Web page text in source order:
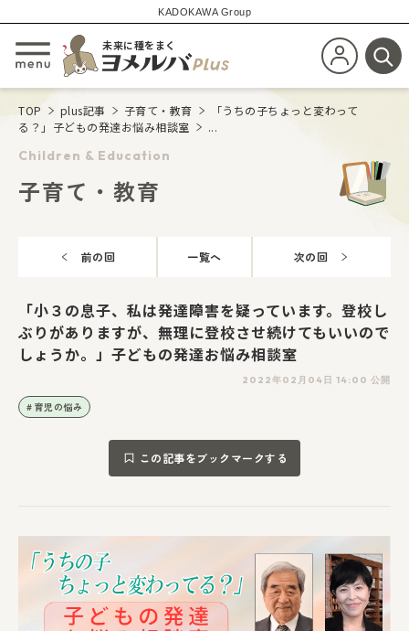
KADOKAWA Group
メニューを開閉する
未来に種をまく
新規会員登
検
TOP plus記事 子育て・教育
「うちの子ちょっと変わって
る？」子どもの発達お悩み相談室
...
Children & Education
子育て・教育
前の回 一覧へ 次の回
「小３の息子、私は発達障害を疑っています。登校し
ぶりがありますが、無理に登校させ続けてもいいので
しょうか。」子どもの発達お悩み相談室
2022年02月04日 14:00 公開
育児の悩み
この記事をブックマークする